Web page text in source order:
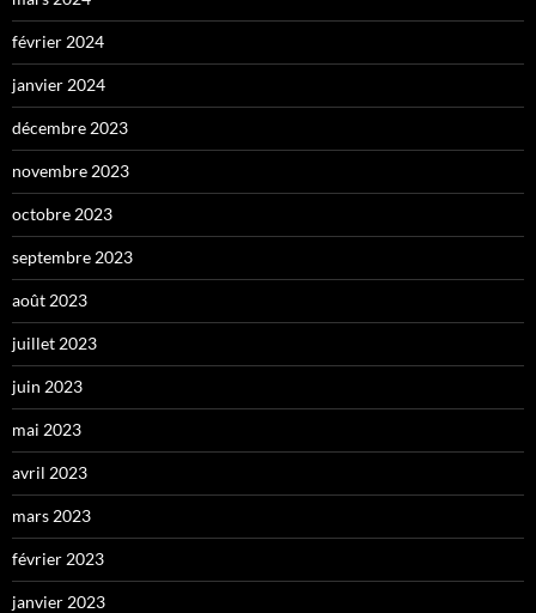
février 2024
janvier 2024
décembre 2023
novembre 2023
octobre 2023
septembre 2023
août 2023
juillet 2023
juin 2023
mai 2023
avril 2023
mars 2023
février 2023
janvier 2023